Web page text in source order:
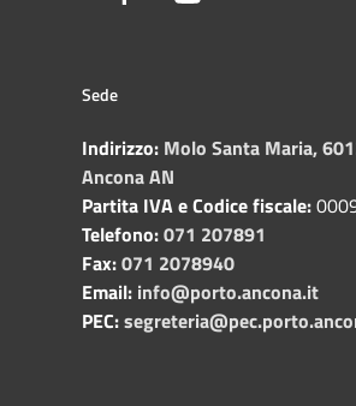
Sede
Indirizzo: Molo Santa Maria,
Ancona AN
Partita IVA e Codice fiscale:
Telefono:071 207891
Fax:071 2078940
Email: info@porto.ancona.it
PEC: